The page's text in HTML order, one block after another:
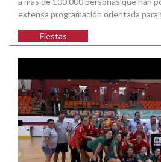
extensa programación orientada
Fiestas